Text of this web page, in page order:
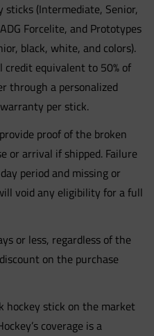
(Intermediate, Senior,
Forcelite, and Prototypes
black, white, and colors).
credit equivalent to 50% of
through a personalized
per stick.
proof of the broken
or arrival if shipped. Failure
period and missing or
void any eligibility for a full
or less, regardless of the
on the purchase
hockey stick on the market
coverage is a